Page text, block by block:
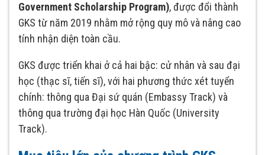
Government Scholarship Program), được đổi thành
GKS từ năm 2019 nhằm mở rộng quy mô và nâng cao
tính nhận diện toàn cầu.
GKS được triển khai ở cả hai bậc: cử nhân và sau đại
học (thạc sĩ, tiến sĩ), với hai phương thức xét tuyển
chính: thông qua Đại sứ quán (Embassy Track) và
thông qua trường đại học Hàn Quốc (University
Track).